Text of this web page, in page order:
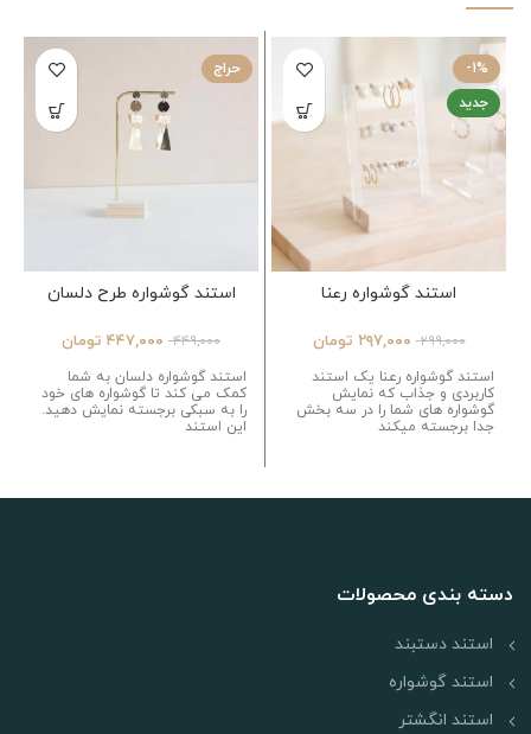
-1%
جدید
استند گوشواره رعنا
۲۹۹,۰۰۰ ۲۹۷,۰۰۰ تومان
استند گوشواره رعنا یک استند
کاربردی و جذاب که نمایش
گوشواره های شما را در سه بخش
جدا برجسته میکند
حراج
استند گوشواره طرح دلسان
۴۴۹,۰۰۰ ۴۴۷,۰۰۰ تومان
استند گوشواره دلسان به شما
کمک می کند تا گوشواره های خود
را به سبکی برجسته نمایش دهید.
این استند
دسته بندی محصولات
استند دستبند
استند گوشواره
استند انگشتر